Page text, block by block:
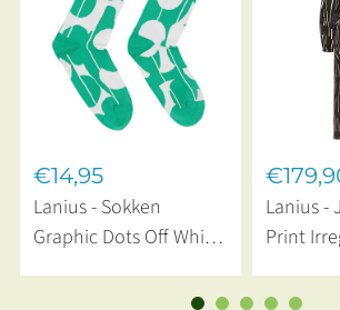
€14,95
Lanius - Sokken
Graphic Dots Off White
Lanius -
Print